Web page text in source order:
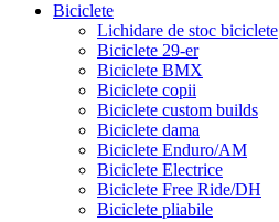
Biciclete
Lichidare de stoc biciclete
Biciclete 29-er
Biciclete BMX
Biciclete copii
Biciclete custom builds
Biciclete dama
Biciclete Enduro/AM
Biciclete Electrice
Biciclete Free Ride/DH
Biciclete pliabile